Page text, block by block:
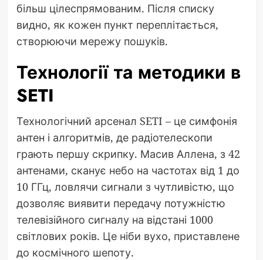
більш цілеспрямованим. Після списку
видно, як кожен пункт переплітається,
створюючи мережу пошуків.
Технології та методики в
SETI
Технологічний арсенал SETI – це симфонія
антен і алгоритмів, де радіотелескопи
грають першу скрипку. Масив Аллена, з 42
антенами, сканує небо на частотах від 1 до
10 ГГц, ловлячи сигнали з чутливістю, що
дозволяє виявити передачу потужністю
телевізійного сигналу на відстані 1000
світлових років. Це ніби вухо, приставлене
до космічного шепоту.